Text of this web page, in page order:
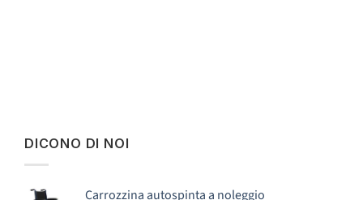
DICONO DI NOI
Carrozzina autospinta a noleggio